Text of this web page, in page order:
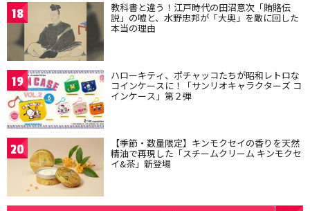
18 教科書と違う！江戸時代の田沼意次「賄賂伝
説」の嘘と、水野忠邦が「大奥」を敵に回した
本当の理由
19 ハローキティ、ポチャッコたちが昭和レトロな
コインケースに！「サンリオキャラクターズ コ
インケース」第２弾
20 【季節・数量限定】キンモクセイの香りを天然
精油で再現した「スチームクリーム キンモクセ
イ&茶」新登場